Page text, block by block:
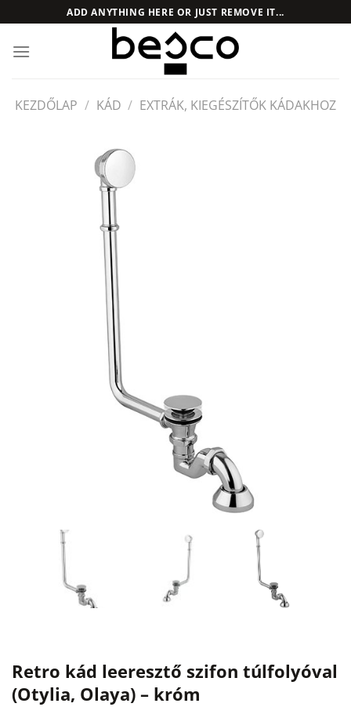
to
content
ADD ANYTHING HERE OR JUST REMOVE IT...
KEZDŐLAP / KÁD / EXTRÁK, KIEGÉSZÍTŐK KÁDAKHOZ
Retro kád leeresztő szifon túlfolyóval
(Otylia, Olaya) – króm